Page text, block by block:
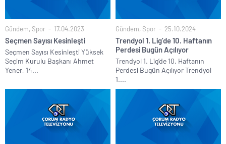
Gündem, Spor 17.04.2023
Seçmen Sayısı Kesinleşti
Seçmen Sayısı Kesinleşti Yüksek
Seçim Kurulu Başkanı Ahmet
Yener, 14...
Gündem, Spor 25.10.2024
Trendyol 1. Lig’de 10. Haftanın
Perdesi Bugün Açılıyor
Trendyol 1. Lig’de 10. Haftanın
Perdesi Bugün Açılıyor Trendyol
1....